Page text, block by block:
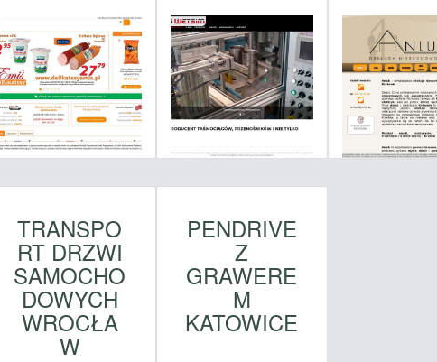
TRANSPO
RT DRZWI
SAMOCHO
DOWYCH
WROCŁA
W
PENDRIVE
Z
GRAWERE
M
KATOWICE